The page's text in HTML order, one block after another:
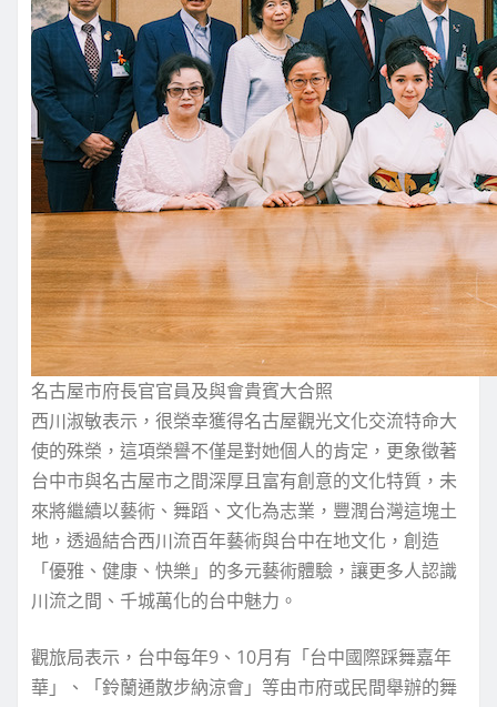
名古屋市府長官官員及與會貴賓大合照
西川淑敏表示，很榮幸獲得名古屋觀光文化交流特命大
使的殊榮，這項榮譽不僅是對她個人的肯定，更象徵著
台中市與名古屋市之間深厚且富有創意的文化特質，未
來將繼續以藝術、舞蹈、文化為志業，豐潤台灣這塊土
地，透過結合西川流百年藝術與台中在地文化，創造
「優雅、健康、快樂」的多元藝術體驗，讓更多人認識
川流之間、千城萬化的台中魅力。
觀旅局表示，台中每年9、10月有「台中國際踩舞嘉年
華」、「鈴蘭通散步納涼會」等由市府或民間舉辦的舞